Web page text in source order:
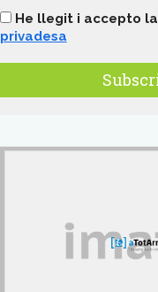
He llegit i accepto la
privadesa